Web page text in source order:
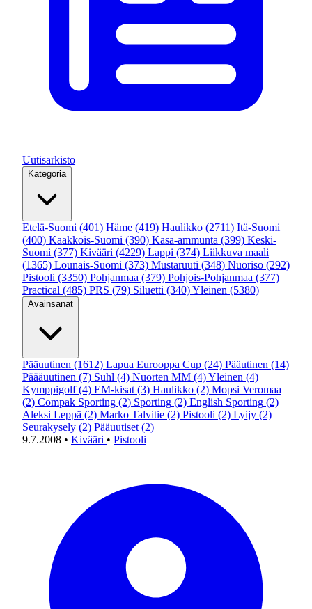
Uutisarkisto
Kategoria
Etelä-Suomi (401) Häme (419) Haulikko (2711) Itä-Suomi
(400) Kaakkois-Suomi (390) Kasa-ammunta (399) Keski-
Suomi (377) Kivääri (4229) Lappi (374) Liikkuva maali
(1365) Lounais-Suomi (373) Mustaruuti (348) Nuoriso (292)
Pistooli (3350) Pohjanmaa (379) Pohjois-Pohjanmaa (377)
Practical (485) PRS (79) Siluetti (340)Yleinen (5380)
Avainsanat
Pääuutinen (1612) Lapua Eurooppa Cup (24) Pääutinen (14)
Päääuutinen (7) Suhl (4) Nuorten MM (4)Yleinen (4)
Kymppigolf (4) EM-kisat (3) Haulikko (2) Mopsi Veromaa
(2) Compak Sporting (2) Sporting (2) English Sporting (2)
Aleksi Leppä (2) Marko Talvitie (2) Pistooli (2) Lyijy (2)
Seurakysely (2) Pääuutiset (2)
9.7.2008 • Kivääri • Pistooli